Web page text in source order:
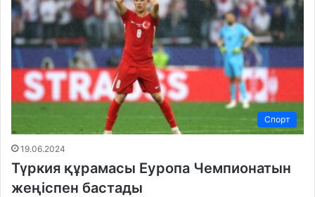
Спорт
19.06.2024
Түркия құрамасы Еуропа Чемпионатын
жеңіспен бастады